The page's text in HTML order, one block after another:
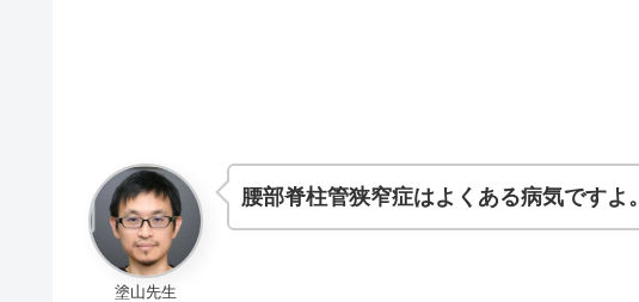
塗山先生
腰部脊柱管狭窄症はよくある病気ですよ。